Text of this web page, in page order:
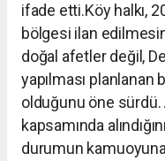
ifade etti.Köy halkı,
bölgesi ilan
doğal afetler değil,
yapılması planlanan
olduğunu öne sürdü.
kapsamında
durumun kamuoyuna